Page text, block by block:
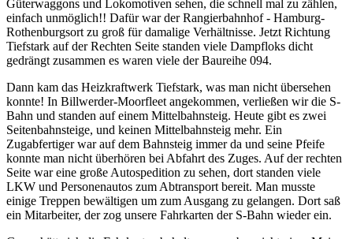
Güterwaggons und Lokomotiven sehen, die schnell mal zu zählen,
einfach unmöglich!! Dafür war der Rangierbahnhof - Hamburg-
Rothenburgsort zu groß für damalige Verhältnisse. Jetzt Richtung
Tiefstark auf der Rechten Seite standen viele Dampfloks dicht
gedrängt zusammen es waren viele der Baureihe 094.
Dann kam das Heizkraftwerk Tiefstark, was man nicht übersehen
konnte! In Billwerder-Moorfleet angekommen, verließen wir die S-
Bahn und standen auf einem Mittelbahnsteig. Heute gibt es zwei
Seitenbahnsteige, und keinen Mittelbahnsteig mehr. Ein
Zugabfertiger war auf dem Bahnsteig immer da und seine Pfeife
konnte man nicht überhören bei Abfahrt des Zuges. Auf der rechten
Seite war eine große Autospedition zu sehen, dort standen viele
LKW und Personenautos zum Abtransport bereit. Man musste
einige Treppen bewältigen um zum Ausgang zu gelangen. Dort saß
ein Mitarbeiter, der zog unsere Fahrkarten der S-Bahn wieder ein.